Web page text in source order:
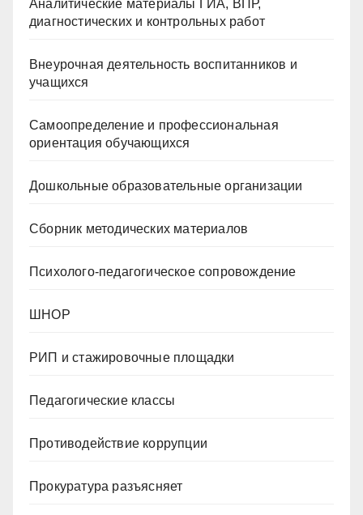
Аналитические материалы ГИА, ВПР,
диагностических и контрольных работ
Внеурочная деятельность воспитанников и
учащихся
Самоопределение и профессиональная
ориентация обучающихся
Дошкольные образовательные организации
Сборник методических материалов
Психолого-педагогическое сопровождение
ШНОР
РИП и стажировочные площадки
Педагогические классы
Противодействие коррупции
Прокуратура разъясняет